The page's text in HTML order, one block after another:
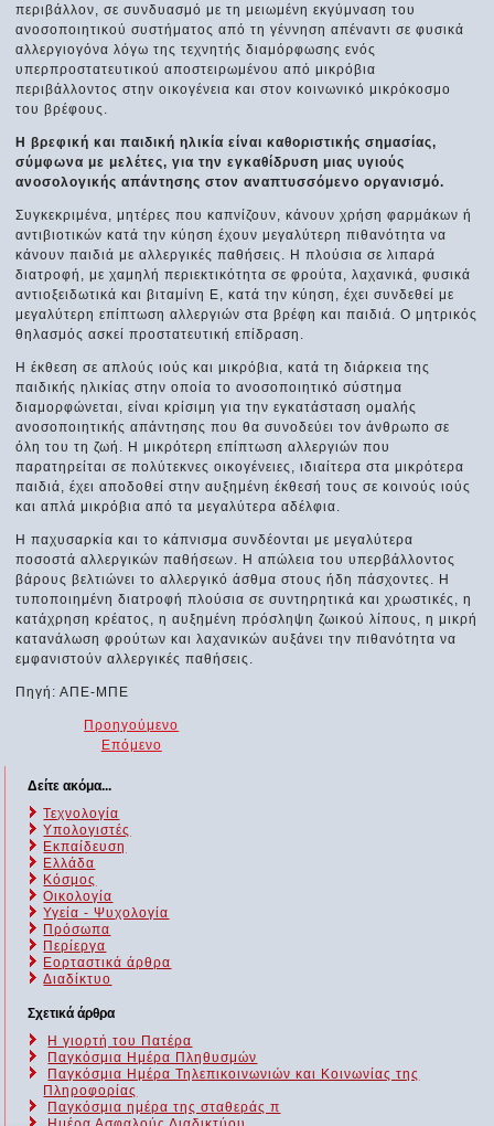
περιβάλλον, σε συνδυασμό με τη μειωμένη εκγύμναση του
ανοσοποιητικού συστήματος από τη γέννηση απέναντι σε φυσικά
αλλεργιογόνα λόγω της τεχνητής διαμόρφωσης ενός
υπερπροστατευτικού αποστειρωμένου από μικρόβια
περιβάλλοντος στην οικογένεια και στον κοινωνικό μικρόκοσμο
του βρέφους.
Η βρεφική και παιδική ηλικία είναι καθοριστικής σημασίας,
σύμφωνα με μελέτες, για την εγκαθίδρυση μιας υγιούς
ανοσολογικής απάντησης στον αναπτυσσόμενο οργανισμό.
Συγκεκριμένα, μητέρες που καπνίζουν, κάνουν χρήση φαρμάκων ή
αντιβιοτικών κατά την κύηση έχουν μεγαλύτερη πιθανότητα να
κάνουν παιδιά με αλλεργικές παθήσεις. Η πλούσια σε λιπαρά
διατροφή, με χαμηλή περιεκτικότητα σε φρούτα, λαχανικά, φυσικά
αντιοξειδωτικά και βιταμίνη Ε, κατά την κύηση, έχει συνδεθεί με
μεγαλύτερη επίπτωση αλλεργιών στα βρέφη και παιδιά. Ο μητρικός
θηλασμός ασκεί προστατευτική επίδραση.
Η έκθεση σε απλούς ιούς και μικρόβια, κατά τη διάρκεια της
παιδικής ηλικίας στην οποία το ανοσοποιητικό σύστημα
διαμορφώνεται, είναι κρίσιμη για την εγκατάσταση ομαλής
ανοσοποιητικής απάντησης που θα συνοδεύει τον άνθρωπο σε
όλη του τη ζωή. Η μικρότερη επίπτωση αλλεργιών που
παρατηρείται σε πολύτεκνες οικογένειες, ιδιαίτερα στα μικρότερα
παιδιά, έχει αποδοθεί στην αυξημένη έκθεσή τους σε κοινούς ιούς
και απλά μικρόβια από τα μεγαλύτερα αδέλφια.
Η παχυσαρκία και το κάπνισμα συνδέονται με μεγαλύτερα
ποσοστά αλλεργικών παθήσεων. Η απώλεια του υπερβάλλοντος
βάρους βελτιώνει το αλλεργικό άσθμα στους ήδη πάσχοντες. Η
τυποποιημένη διατροφή πλούσια σε συντηρητικά και χρωστικές, η
κατάχρηση κρέατος, η αυξημένη πρόσληψη ζωικού λίπους, η μικρή
κατανάλωση φρούτων και λαχανικών αυξάνει την πιθανότητα να
εμφανιστούν αλλεργικές παθήσεις.
Πηγή: ΑΠΕ-ΜΠΕ
Προηγούμενο
Επόμενο
Δείτε ακόμα...
Τεχνολογία
Υπολογιστές
Εκπαίδευση
Ελλάδα
Κόσμος
Οικολογία
Υγεία - Ψυχολογία
Πρόσωπα
Περίεργα
Εορταστικά άρθρα
Διαδίκτυο
Σχετικά άρθρα
Η γιορτή του Πατέρα
Παγκόσμια Ημέρα Πληθυσμών
Παγκόσμια Ημέρα Τηλεπικοινωνιών και Κοινωνίας της
Πληροφορίας
Παγκόσμια ημέρα της σταθεράς π